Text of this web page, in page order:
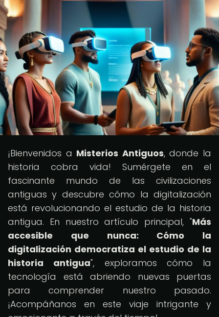
¡Bienvenidos a Misterios Antiguos, donde la
historia cobra vida! Sumérgete en el
fascinante mundo de las civilizaciones
antiguas y descubre cómo la digitalización
está revolucionando el estudio de la historia
antigua. En nuestro artículo principal, "Más
accesible que nunca: Cómo la
digitalización democratiza el estudio de la
historia antigua", exploramos cómo la
tecnología está abriendo nuevas puertas
para comprender nuestro pasado.
¡Acompáñanos en este viaje intrigante y